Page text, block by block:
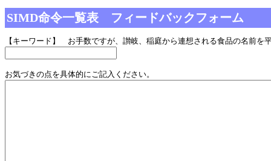
SIMD命令一覧表 フィードバックフォーム
【キーワード】 お手数ですが、讃岐、稲庭から連想される食品の名前を
お気づきの点を具体的にご記入ください。